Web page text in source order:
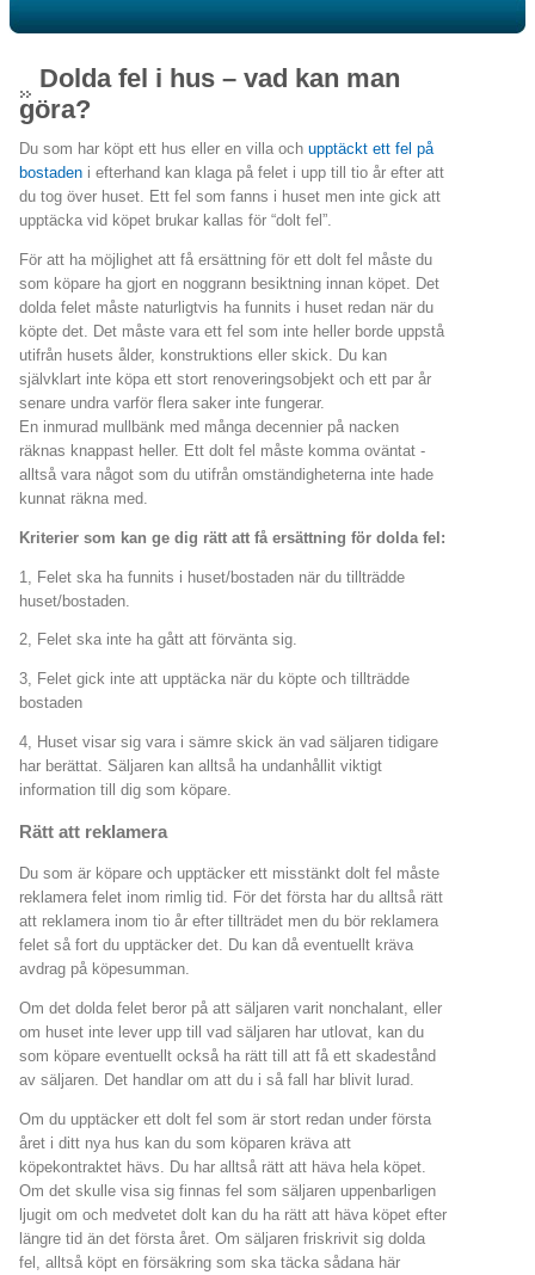
Dolda fel i hus – vad kan man
göra?
Du som har köpt ett hus eller en villa och upptäckt ett fel på
bostaden i efterhand kan klaga på felet i upp till tio år efter att
du tog över huset. Ett fel som fanns i huset men inte gick att
upptäcka vid köpet brukar kallas för “dolt fel”.
För att ha möjlighet att få ersättning för ett dolt fel måste du
som köpare ha gjort en noggrann besiktning innan köpet. Det
dolda felet måste naturligtvis ha funnits i huset redan när du
köpte det. Det måste vara ett fel som inte heller borde uppstå
utifrån husets ålder, konstruktions eller skick. Du kan
självklart inte köpa ett stort renoveringsobjekt och ett par år
senare undra varför flera saker inte fungerar.
En inmurad mullbänk med många decennier på nacken
räknas knappast heller. Ett dolt fel måste komma oväntat -
alltså vara något som du utifrån omständigheterna inte hade
kunnat räkna med.
Kriterier som kan ge dig rätt att få ersättning för dolda fel:
1, Felet ska ha funnits i huset/bostaden när du tillträdde
huset/bostaden.
2, Felet ska inte ha gått att förvänta sig.
3, Felet gick inte att upptäcka när du köpte och tillträdde
bostaden
4, Huset visar sig vara i sämre skick än vad säljaren tidigare
har berättat. Säljaren kan alltså ha undanhållit viktigt
information till dig som köpare.
Rätt att reklamera
Du som är köpare och upptäcker ett misstänkt dolt fel måste
reklamera felet inom rimlig tid. För det första har du alltså rätt
att reklamera inom tio år efter tillträdet men du bör reklamera
felet så fort du upptäcker det. Du kan då eventuellt kräva
avdrag på köpesumman.
Om det dolda felet beror på att säljaren varit nonchalant, eller
om huset inte lever upp till vad säljaren har utlovat, kan du
som köpare eventuellt också ha rätt till att få ett skadestånd
av säljaren. Det handlar om att du i så fall har blivit lurad.
Om du upptäcker ett dolt fel som är stort redan under första
året i ditt nya hus kan du som köparen kräva att
köpekontraktet hävs. Du har alltså rätt att häva hela köpet.
Om det skulle visa sig finnas fel som säljaren uppenbarligen
ljugit om och medvetet dolt kan du ha rätt att häva köpet efter
längre tid än det första året. Om säljaren friskrivit sig dolda
fel, alltså köpt en försäkring som ska täcka sådana här